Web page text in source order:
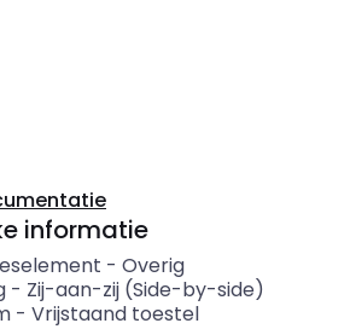
informatie
- Overig
- Zij-aan-zij (Side-by-side)
- Vrijstaand toestel